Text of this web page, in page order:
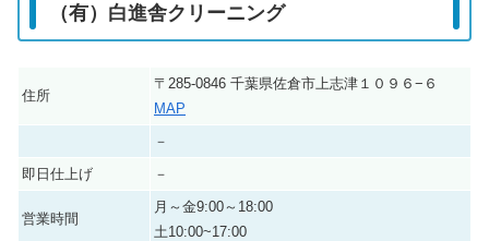
（有）白進舎クリーニング
住所
〒285-0846 千葉県佐倉市上志津１０９６−６
MAP
－
即日仕上げ
－
営業時間
月～金9:00～18:00
土10:00~17:00